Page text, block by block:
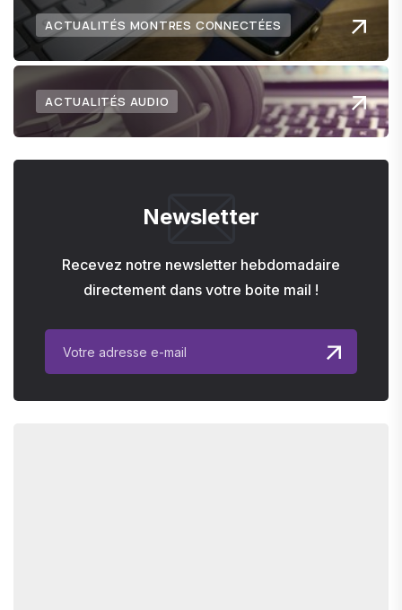
ACTUALITÉS MONTRES CONNECTÉES
ACTUALITÉS AUDIO
Newsletter
Recevez notre newsletter hebdomadaire
directement dans votre boite mail !